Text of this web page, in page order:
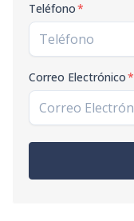
Teléfono*
Correo Electrónico*